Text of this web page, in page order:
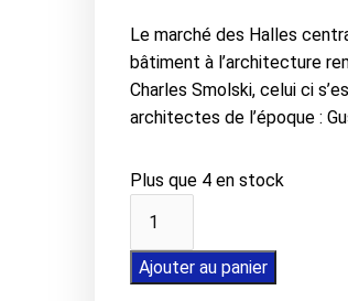
Le marché des Halles
bâtiment à l’architecture
Charles Smolski, celui ci
architectes de l’époque :
Plus que 4 en stock
Carte
postale
Ajouter au panier